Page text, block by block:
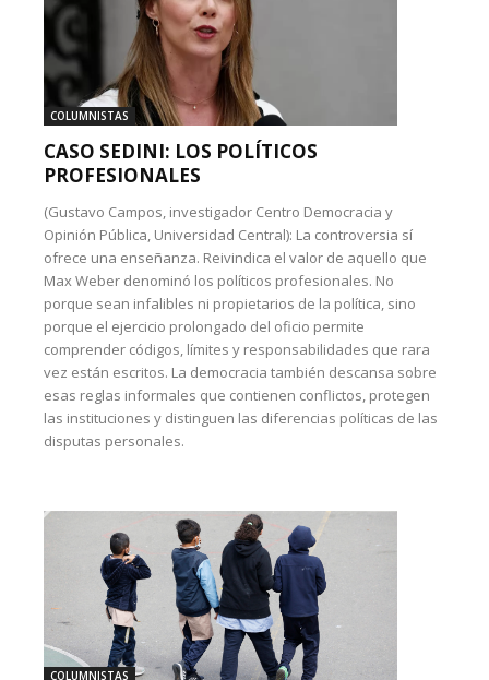
COLUMNISTAS
CASO SEDINI: LOS POLÍTICOS
PROFESIONALES
(Gustavo Campos, investigador Centro Democracia y
Opinión Pública, Universidad Central): La controversia sí
ofrece una enseñanza. Reivindica el valor de aquello que
Max Weber denominó los políticos profesionales. No
porque sean infalibles ni propietarios de la política, sino
porque el ejercicio prolongado del oficio permite
comprender códigos, límites y responsabilidades que rara
vez están escritos. La democracia también descansa sobre
esas reglas informales que contienen conflictos, protegen
las instituciones y distinguen las diferencias políticas de las
disputas personales.
COLUMNISTAS